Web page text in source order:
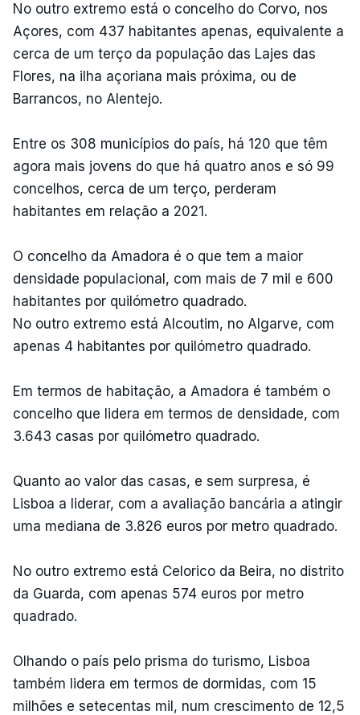
No outro extremo está o concelho do Corvo, nos
Açores, com 437 habitantes apenas, equivalente a
cerca de um terço da população das Lajes das
Flores, na ilha açoriana mais próxima, ou de
Barrancos, no Alentejo.
Entre os 308 municípios do país, há 120 que têm
agora mais jovens do que há quatro anos e só 99
concelhos, cerca de um terço, perderam
habitantes em relação a 2021.
O concelho da Amadora é o que tem a maior
densidade populacional, com mais de 7 mil e 600
habitantes por quilómetro quadrado.
No outro extremo está Alcoutim, no Algarve, com
apenas 4 habitantes por quilómetro quadrado.
Em termos de habitação, a Amadora é também o
concelho que lidera em termos de densidade, com
3.643 casas por quilómetro quadrado.
Quanto ao valor das casas, e sem surpresa, é
Lisboa a liderar, com a avaliação bancária a atingir
uma mediana de 3.826 euros por metro quadrado.
No outro extremo está Celorico da Beira, no distrito
da Guarda, com apenas 574 euros por metro
quadrado.
Olhando o país pelo prisma do turismo, Lisboa
também lidera em termos de dormidas, com 15
milhões e setecentas mil, num crescimento de 12,5